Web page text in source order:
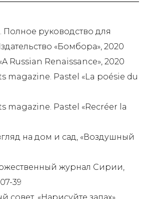
Полное руководство для
«Бомбора», 2020
Russian Renaissance», 2020
magazine. Pastel «La poésie du
magazine. Pastel «Recréer la
на дом и сад, «Воздушный
журнал Сирии,
39